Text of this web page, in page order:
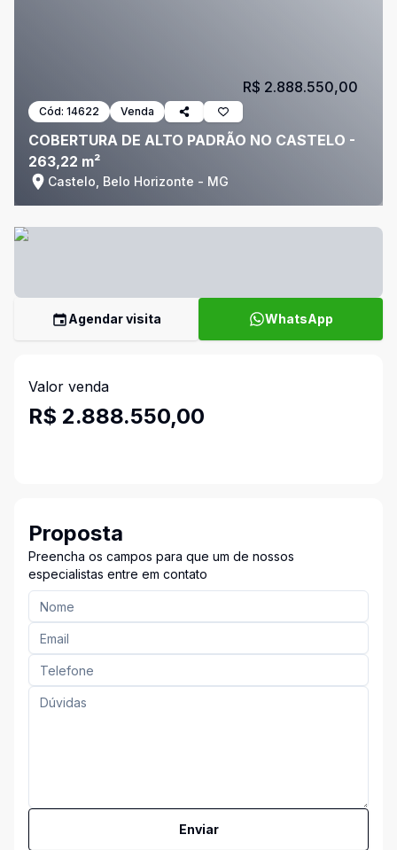
Cód: 14622 Venda
COBERTURA DE ALTO PADRÃO NO CASTELO -
263,22 m²
Castelo, Belo Horizonte - MG
R$ 2.888.550,00
Agendar visita WhatsApp
Valor venda
R$ 2.888.550,00
Proposta
Preencha os campos para que um de nossos
especialistas entre em contato
Enviar